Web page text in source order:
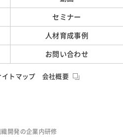
織開発の企業内研修
セミナー
人材育成事例
お問い合わせ
イトマップ 会社概要